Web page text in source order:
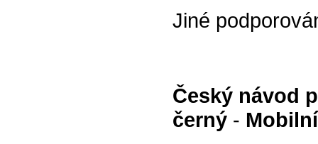
Jiné
Český návod
černý -